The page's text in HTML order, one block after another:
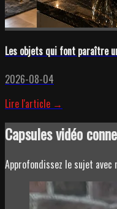
Les objets qui font paraître
2026-08-04
Lire l'article →
Capsules vidéo
Approfondissez le sujet avec